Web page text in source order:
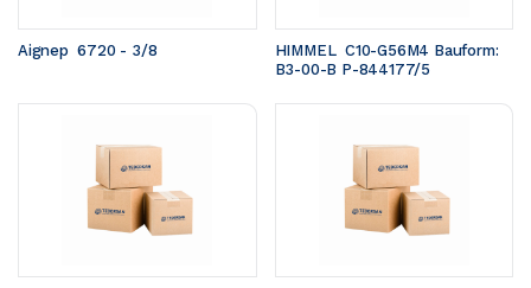
Aignep  6720 - 3/8
HIMMEL  C10-G56M4 Bauform:
B3-00-B P-844177/5